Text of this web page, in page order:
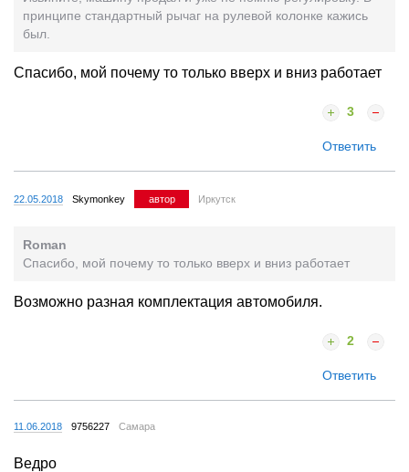
принципе стандартный рычаг на рулевой колонке кажись
был.
Спасибо, мой почему то только вверх и вниз работает
3
Ответить
22.05.2018 Skymonkey автор Иркутск
Roman
Спасибо, мой почему то только вверх и вниз работает
Возможно разная комплектация автомобиля.
2
Ответить
11.06.2018 9756227 Самара
Ведро